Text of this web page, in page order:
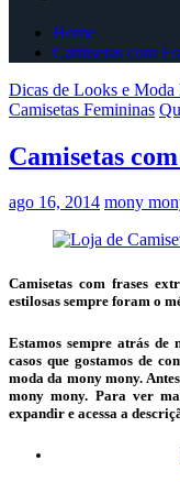
Home
Camisetas com
Dicas de Looks e Moda
Camisetas Femininas
Camisetas
ago 16, 2014 mony
Camisetas com frases
estilosas sempre foram o
Estamos sempre atrás de
casos que gostamos de
moda da mony mony.
mony mony. Para ver
expandir e acessa a